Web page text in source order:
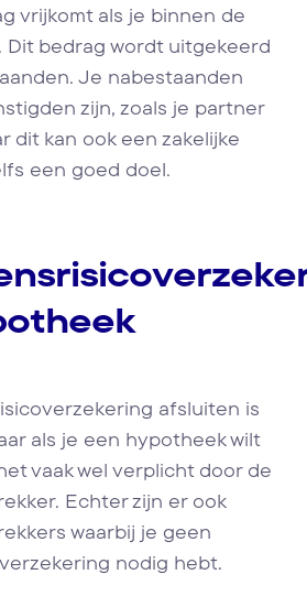
vrijkomt als je binnen de
bedrag wordt uitgekeerd
Je nabestaanden
zijn, zoals je partner
dit kan ook een zakelijke
een goed doel.
afsluiten is
als je een hypotheek wilt
vaak wel verplicht door de
Echter zijn er ook
waarbij je geen
nodig hebt.